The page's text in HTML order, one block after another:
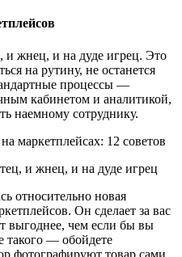
и жнец, и на дуде игрец. Это
на рутину, не останется
процессы —
кабинетом и аналитикой,
наемному сотруднику.
и жнец, и на дуде игрец
относительно новая
Он сделает за вас
выгоднее, чем если бы вы
такого — обойдете
фотографируют товар сами.